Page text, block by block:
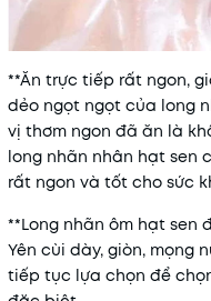
**Ăn trực tiếp rất ngon,
dẻo ngọt ngọt của long
vị thơm ngon đã ăn là
long nhãn nhân hạt sen
rất ngon và tốt cho sức
**Long nhãn ôm hạt sen
Yên cùi dày, giòn, mọng
tiếp tục lựa chọn để